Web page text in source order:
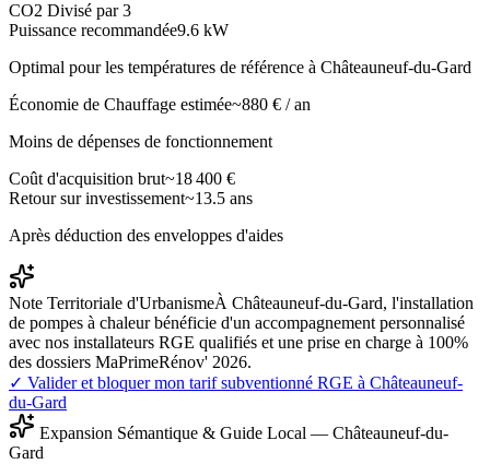
CO2 Divisé par 3
Puissance recommandée9.6 kW
Optimal pour les températures de référence à Châteauneuf-du-Gard
Économie de Chauffage estimée~880 € / an
Moins de dépenses de fonctionnement
Coût d'acquisition brut~18 400 €
Retour sur investissement~13.5 ans
Après déduction des enveloppes d'aides
Note Territoriale d'UrbanismeÀ Châteauneuf-du-Gard, l'installation
de pompes à chaleur bénéficie d'un accompagnement personnalisé
avec nos installateurs RGE qualifiés et une prise en charge à 100%
des dossiers MaPrimeRénov' 2026.
✓ Valider et bloquer mon tarif subventionné RGE à Châteauneuf-
du-Gard
Expansion Sémantique & Guide Local — Châteauneuf-du-
Gard